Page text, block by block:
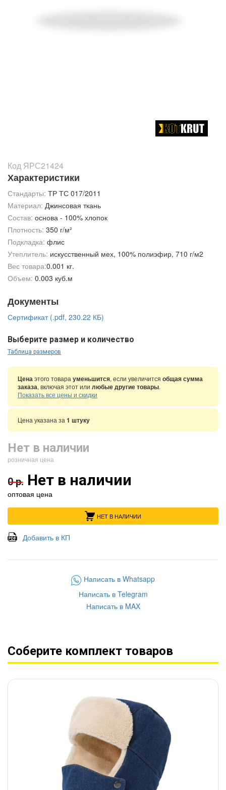
Код ЯРС21424
Характеристики
Стандарты: ТР ТС 017/2011
Материал: Джинсовая ткань
Состав: основа - 100% хлопок
Плотность: 350 г/м²
Подкладка: флис
Утеплитель: искусственный мех, 100% полиэфир, 710 г/м2
Вес товара:0.001 кг.
Объем: 0.003 куб.м
Документы
Сертификат (.pdf, 230.22 КБ)
Выберите размер и количество
Таблица размеров
Ценаэтого товара уменьшится, если увеличится общая сумма
заказа, включая этот или любые другие товары.
Показать все цены и скидки
Цена указана за 1 штуку
Нет в наличии
розничная цена
0 р. Нет в наличии
оптовая цена
НЕТ В НАЛИЧИИ
Добавить в КП
Написать в Whatsapp
Написать в Telegram
Написать в MAX
Соберите комплект товаров